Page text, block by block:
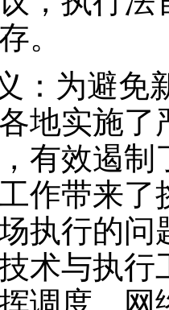
。
：为避免
地实施了
有效遏制
作带来了
执行的问
术与执行